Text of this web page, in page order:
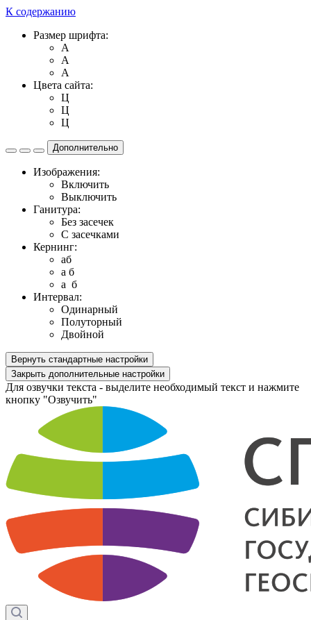
К содержанию
Размер шрифта:
A
A
A
Цвета сайта:
Ц
Ц
Ц
Дополнительно
Изображения:
Включить
Выключить
Ганитура:
Без засечек
С засечками
Кернинг:
aб
a б
a б
Интервал:
Одинарный
Полуторный
Двойной
Вернуть стандартные настройки
Закрыть дополнительные настройки
Для озвучки текста - выделите необходимый текст и нажмите
кнопку "Озвучить"